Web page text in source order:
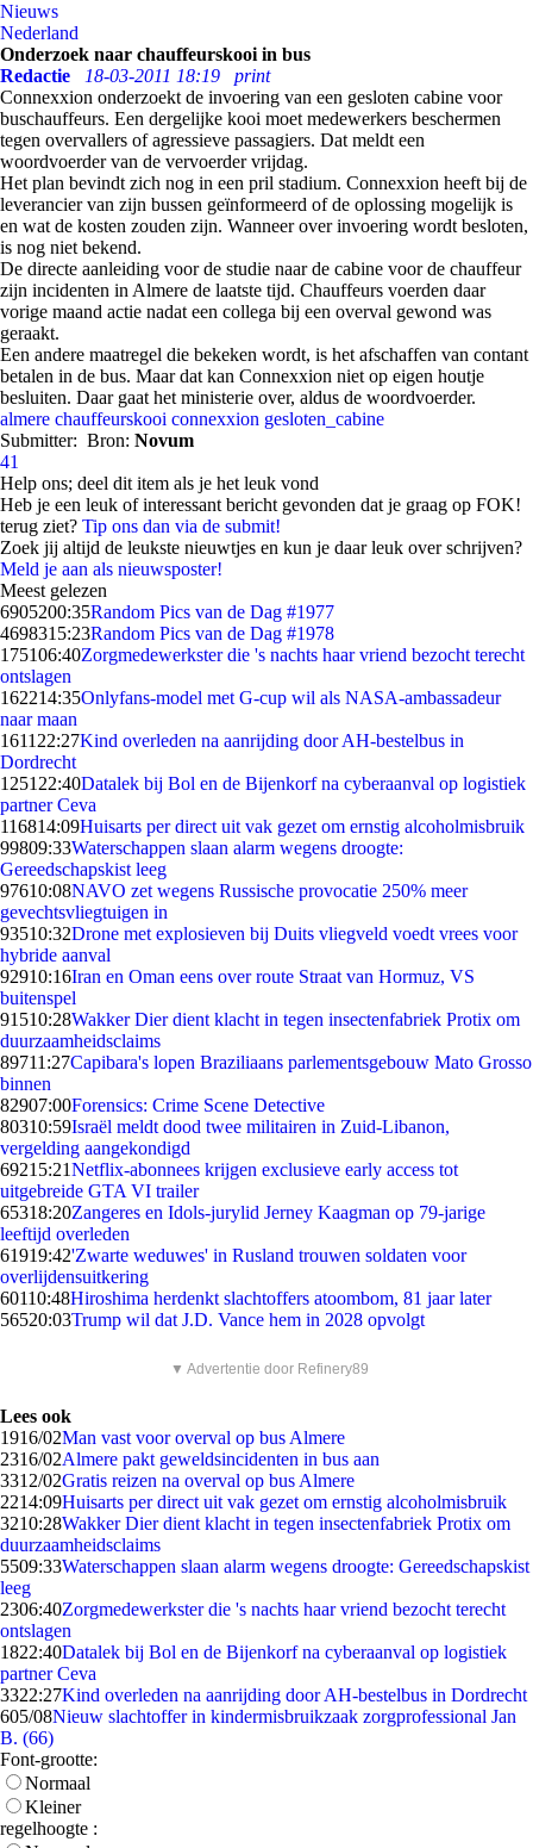
Nieuws
Nederland
Onderzoek naar chauffeurskooi in bus
Redactie
18-03-2011 18:19
print
Connexxion onderzoekt de invoering van een gesloten cabine voor
buschauffeurs. Een dergelijke kooi moet medewerkers beschermen
tegen overvallers of agressieve passagiers. Dat meldt een
woordvoerder van de vervoerder vrijdag.
Het plan bevindt zich nog in een pril stadium. Connexxion heeft bij de
leverancier van zijn bussen geïnformeerd of de oplossing mogelijk is
en wat de kosten zouden zijn. Wanneer over invoering wordt besloten,
is nog niet bekend.
De directe aanleiding voor de studie naar de cabine voor de chauffeur
zijn incidenten in Almere de laatste tijd. Chauffeurs voerden daar
vorige maand actie nadat een collega bij een overval gewond was
geraakt.
Een andere maatregel die bekeken wordt, is het afschaffen van contant
betalen in de bus. Maar dat kan Connexxion niet op eigen houtje
besluiten. Daar gaat het ministerie over, aldus de woordvoerder.
almere chauffeurskooi connexxion gesloten_cabine
Submitter: Bron: Novum
41
Help ons; deel dit item als je het leuk vond
Heb je een leuk of interessant bericht gevonden dat je graag op FOK!
terug ziet? Tip ons dan via de submit!
Zoek jij altijd de leukste nieuwtjes en kun je daar leuk over schrijven?
Meld je aan als nieuwsposter!
Meest gelezen
6905200:35Random Pics van de Dag #1977
4698315:23Random Pics van de Dag #1978
175106:40Zorgmedewerkster die 's nachts haar vriend bezocht terecht
ontslagen
162214:35Onlyfans-model met G-cup wil als NASA-ambassadeur
naar maan
1611 22:27Kind overleden na aanrijding door AH-bestelbus in
Dordrecht
1251 22:40Datalek bij Bol en de Bijenkorf na cyberaanval op logistiek
partner Ceva
116814:09Huisarts per direct uit vak gezet om ernstig alcoholmisbruik
99809:33Waterschappen slaan alarm wegens droogte:
Gereedschapskist leeg
97610:08NAVO zet wegens Russische provocatie 250% meer
gevechtsvliegtuigen in
93510:32Drone met explosieven bij Duits vliegveld voedt vrees voor
hybride aanval
92910:16Iran en Oman eens over route Straat van Hormuz, VS
buitenspel
91510:28Wakker Dier dient klacht in tegen insectenfabriek Protix om
duurzaamheidsclaims
89711:27Capibara's lopen Braziliaans parlementsgebouw Mato Grosso
binnen
82907:00Forensics: Crime Scene Detective
80310:59Israël meldt dood twee militairen in Zuid-Libanon,
vergelding aangekondigd
69215:21Netflix-abonnees krijgen exclusieve early access tot
uitgebreide GTA VI trailer
65318:20Zangeres en Idols-jurylid Jerney Kaagman op 79-jarige
leeftijd overleden
61919:42'Zwarte weduwes' in Rusland trouwen soldaten voor
overlijdensuitkering
60110:48Hiroshima herdenkt slachtoffers atoombom, 81 jaar later
56520:03Trump wil dat J.D. Vance hem in 2028 opvolgt
▼ Advertentie door Refinery89
Lees ook
1916/02Man vast voor overval op bus Almere
2316/02Almere pakt geweldsincidenten in bus aan
3312/02Gratis reizen na overval op bus Almere
2214:09Huisarts per direct uit vak gezet om ernstig alcoholmisbruik
3210:28Wakker Dier dient klacht in tegen insectenfabriek Protix om
duurzaamheidsclaims
5509:33Waterschappen slaan alarm wegens droogte: Gereedschapskist
leeg
2306:40Zorgmedewerkster die 's nachts haar vriend bezocht terecht
ontslagen
1822:40Datalek bij Bol en de Bijenkorf na cyberaanval op logistiek
partner Ceva
3322:27Kind overleden na aanrijding door AH-bestelbus in Dordrecht
605/08Nieuw slachtoffer in kindermisbruikzaak zorgprofessional Jan
B. (66)
Font-grootte:
Normaal
Kleiner
regelhoogte :